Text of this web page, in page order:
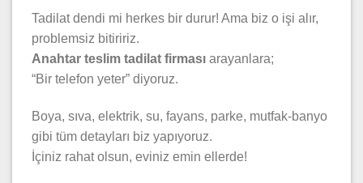
Tadilat dendi mi herkes bir durur! Ama biz o işi alır,
problemsiz bitiririz.
Anahtar teslim tadilat firması arayanlara;
“Bir telefon yeter” diyoruz.
Boya, sıva, elektrik, su, fayans, parke, mutfak-banyo
gibi tüm detayları biz yapıyoruz.
İçiniz rahat olsun, eviniz emin ellerde!